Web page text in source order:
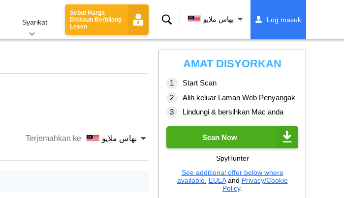
Syarikat
Sebut Harga
Diskaun Berbilang
Lesen
Cari بهاس ملايو Log masuk
Terjemahkan ke بهاس ملايو
AMAT DISYORKAN
Start Scan
Alih keluar Laman Web Penyangak
Lindungi & bersihkan Mac anda
Scan Now
SpyHunter
See additional offer below where
available. EULAand Privacy/Cookie
Policy.